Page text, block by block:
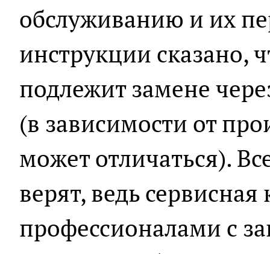
обслуживанию и их
инструкции сказано,
подлежит замене
(в зависимости от
может отличаться).
верят, ведь
профессионалами с